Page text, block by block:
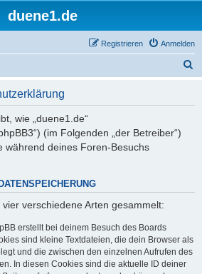
duene1.de
Anmelden
Registrieren
wie „duene1.de“
(im Folgenden „der Betreiber“)
während deines Foren-Besuchs
verschiedene Arten gesammelt:
erstellt bei deinem Besuch des Boards
sind kleine Textdateien, die dein Browser als
und die zwischen den einzelnen Aufrufen des
In diesen Cookies sind die aktuelle ID deiner